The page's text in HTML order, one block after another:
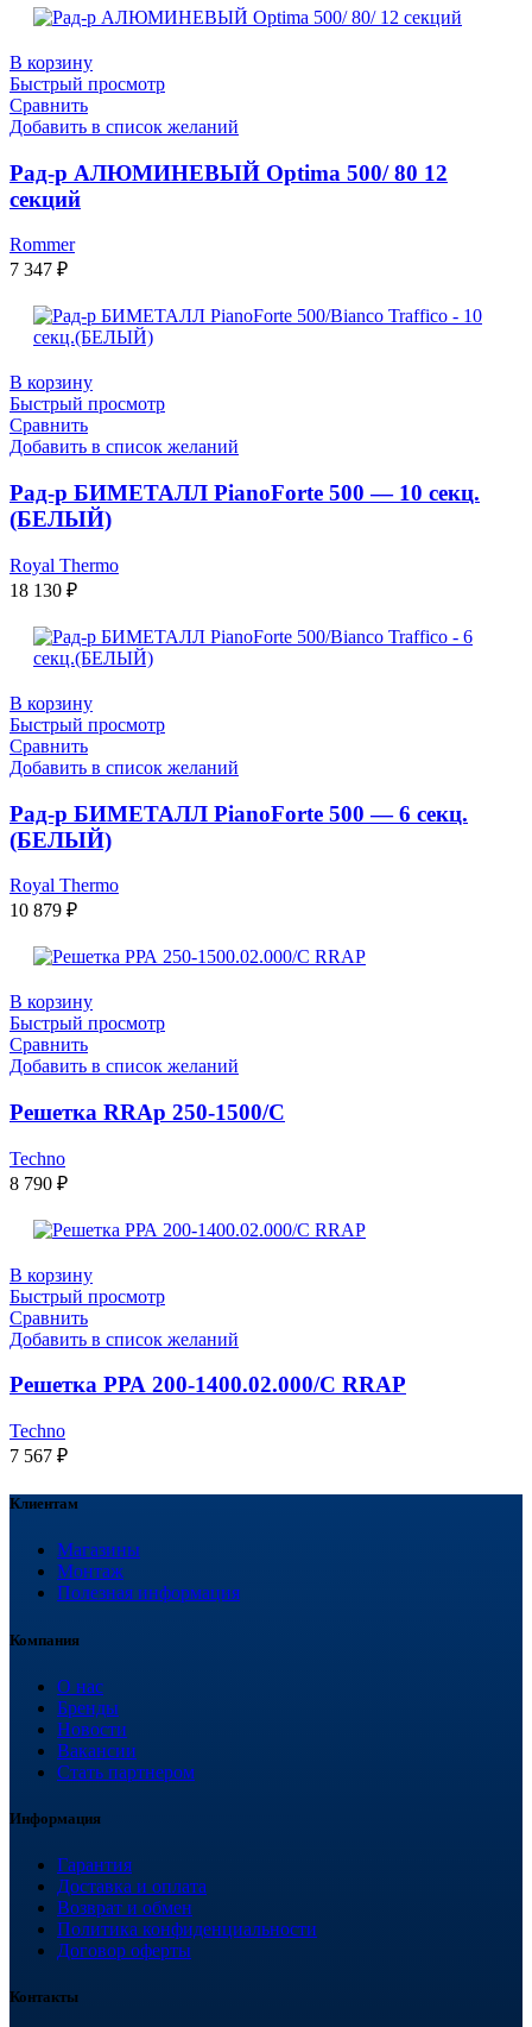
В корзину
Быстрый просмотр
Сравнить
Добавить в список желаний
Рад-р АЛЮМИНЕВЫЙ Optima 500/ 80 12
секций
Rommer
7 347 ₽
В корзину
Быстрый просмотр
Сравнить
Добавить в список желаний
Рад-р БИМЕТАЛЛ PianoForte 500 — 10 секц.
(БЕЛЫЙ)
Royal Thermo
18 130 ₽
В корзину
Быстрый просмотр
Сравнить
Добавить в список желаний
Рад-р БИМЕТАЛЛ PianoForte 500 — 6 секц.
(БЕЛЫЙ)
Royal Thermo
10 879 ₽
В корзину
Быстрый просмотр
Сравнить
Добавить в список желаний
Решетка RRAp 250-1500/С
Techno
8 790 ₽
В корзину
Быстрый просмотр
Сравнить
Добавить в список желаний
Решетка РРА 200-1400.02.000/С RRAP
Techno
7 567 ₽
Клиентам
Магазины
Монтаж
Полезная информация
Компания
О нас
Бренды
Новости
Вакансии
Стать партнером
Информация
Гарантия
Доставка и оплата
Возврат и обмен
Политика конфиденциальности
Договор оферты
Контакты